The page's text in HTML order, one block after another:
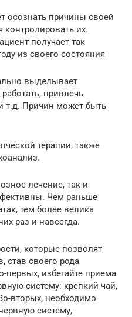
осознать причины своей
контролировать их.
получает так
из своего состояния
выделывает
привлечь
т.д. Причин может быть
терапии, также
лечение, так и
Чем раньше
тем более велика
раз и навсегда.
которые позволят
став своего рода
первых, избегайте приема
систему: крепкий чай,
вторых, необходимо
систему,